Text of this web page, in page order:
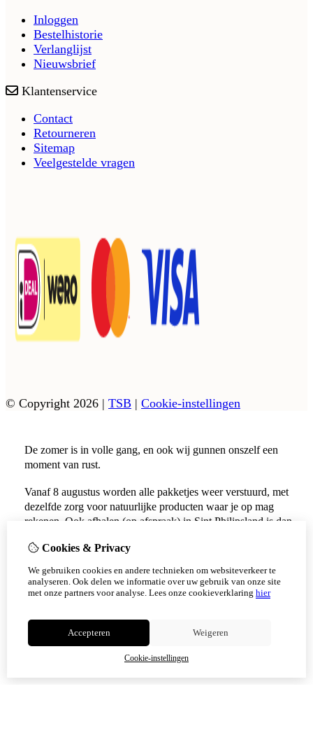
Inloggen
Bestelhistorie
Verlanglijst
Nieuwsbrief
Klantenservice
Contact
Retourneren
Sitemap
Veelgestelde vragen
© Copyright 2026 | TSB | Cookie-instellingen
Cookies & Privacy
We gebruiken cookies en andere technieken om websiteverkeer te
analyseren. Ook delen we informatie over uw gebruik van onze site
met onze partners voor analyse. Lees onze cookieverklaring hier
Accepteren Weigeren
Cookie-instellingen
De zomer is in volle gang, en ook wij gunnen onszelf een
moment van rust.
Vanaf 8 augustus worden alle pakketjes weer verstuurd, met
dezelfde zorg voor natuurlijke producten waar je op mag
rekenen. Ook afhalen (op afspraak) in Sint Philipsland is dan
Vanaf 17 augustus zijn alle afhaalpunten (Tholen en
Scherpenisse) weer geopend.